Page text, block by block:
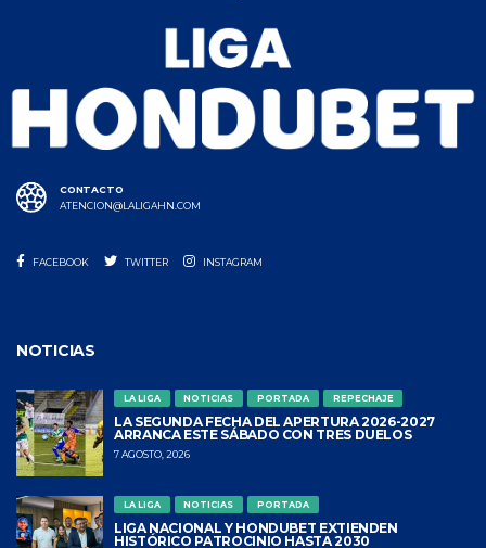
CONTACTO
ATENCION@LALIGAHN.COM
FACEBOOK TWITTER INSTAGRAM
NOTICIAS
LA LIGA NOTICIAS PORTADA REPECHAJE
LA SEGUNDA FECHA DEL APERTURA 2026-2027
ARRANCA ESTE SÁBADO CON TRES DUELOS
7 AGOSTO, 2026
LA LIGA NOTICIAS PORTADA
LIGA NACIONAL Y HONDUBET EXTIENDEN
HISTÓRICO PATROCINIO HASTA 2030